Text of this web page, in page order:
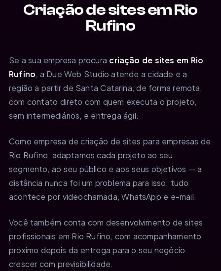
Criação de sites em Rio
Rufino
Se a sua empresa procura criação de sites em Rio
Rufino, a Due Web Studio atende a cidade e a
região a partir de Santa Catarina, de forma remota,
com contato direto com quem executa o projeto,
sem intermediários, e entrega ágil.
Como empresa de criação de sites para empresas de
Rio Rufino, adaptamos cada projeto ao seu
segmento, ao seu público e aos seus objetivos — a
distância nunca foi um problema para isso: tudo
acontece por videochamada, WhatsApp e e-mail.
Você também conta com desenvolvimento de sites
profissionais em Rio Rufino, com acompanhamento
próximo depois da entrega para o seu negócio
crescer com previsibilidade.